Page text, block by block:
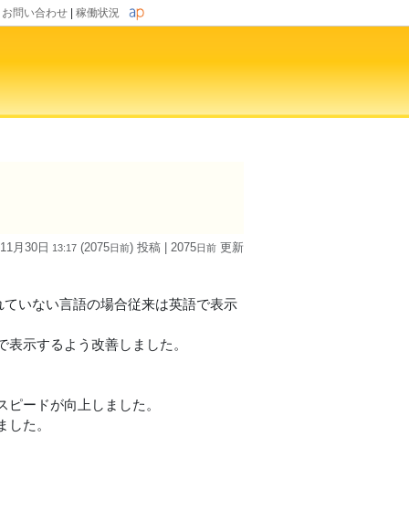
お問い合わせ 稼働状況
月30日 13:17 (2075日前) 投稿 | 2075日前 更新
いない言語の場合従来は英語で表示
示するよう改善しました。
ードが向上しました。
た。